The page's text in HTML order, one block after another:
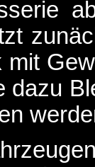
mit
dazu